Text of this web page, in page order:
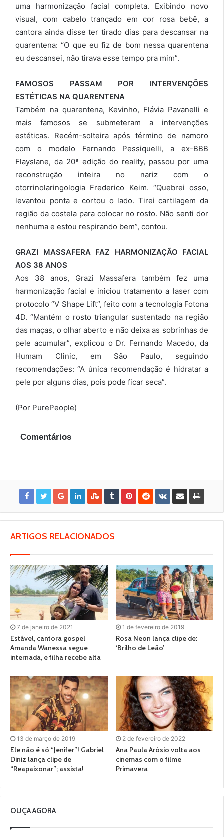
uma harmonização facial completa. Exibindo novo
visual, com cabelo trançado em cor rosa bebê, a
cantora ainda disse ter tirado dias para descansar na
quarentena: “O que eu fiz de bom nessa quarentena
eu descansei, não tirava esse tempo pra mim”.
FAMOSOS PASSAM POR INTERVENÇÕES
ESTÉTICAS NA QUARENTENA
Também na quarentena, Kevinho, Flávia Pavanelli e
mais famosos se submeteram a intervenções
estéticas. Recém-solteira após término de namoro
com o modelo Fernando Pessiquelli, a ex-BBB
Flayslane, da 20ª edição do reality, passou por uma
reconstrução inteira no nariz com o
otorrinolaringologia Frederico Keim. “Quebrei osso,
levantou ponta e cortou o lado. Tirei cartilagem da
região da costela para colocar no rosto. Não senti dor
nenhuma e estou respirando bem”, contou.
GRAZI MASSAFERA FAZ HARMONIZAÇÃO FACIAL
AOS 38 ANOS
Aos 38 anos, Grazi Massafera também fez uma
harmonização facial e iniciou tratamento a laser com
protocolo “V Shape Lift”, feito com a tecnologia Fotona
4D. “Mantém o rosto triangular sustentado na região
das maças, o olhar aberto e não deixa as sobrinhas de
pele acumular”, explicou o Dr. Fernando Macedo, da
Humam Clinic, em São Paulo, seguindo
recomendações: “A única recomendação é hidratar a
pele por alguns dias, pois pode ficar seca”.
(Por PurePeople)
Comentários
ARTIGOS RELACIONADOS
7 de janeiro de 2021
Estável, cantora gospel
Amanda Wanessa segue
internada, e filha recebe alta
1 de fevereiro de 2019
Rosa Neon lança clipe de:
‘Brilho de Leão’
13 de março de 2019
Ele não é só “Jenifer”! Gabriel
Diniz lança clipe de
“Reapaixonar”; assista!
2 de fevereiro de 2022
Ana Paula Arósio volta aos
cinemas com o filme
Primavera
OUÇA AGORA